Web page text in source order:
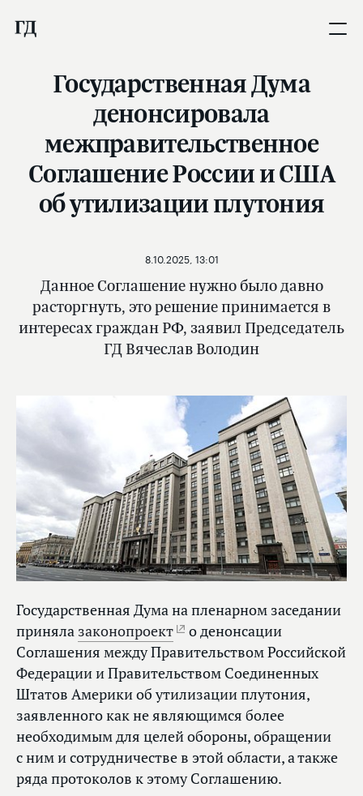
Государственная Дума
денонсировала
межправительственное
Соглашение России и США
об утилизации плутония
Данное Соглашение нужно было давно
расторгнуть, это решение принимается в
интересах граждан РФ, заявил Председатель
ГД Вячеслав Володин
8.10.2025, 13:01
Государственная Дума на пленарном заседании
приняла законопроект
о денонсации
Соглашения между Правительством Российской
Федерации и Правительством Соединенных
Штатов Америки об утилизации плутония,
заявленного как не являющимся более
необходимым для целей обороны, обращении
с ним и сотрудничестве в этой области, а также
ряда протоколов к этому Соглашению.